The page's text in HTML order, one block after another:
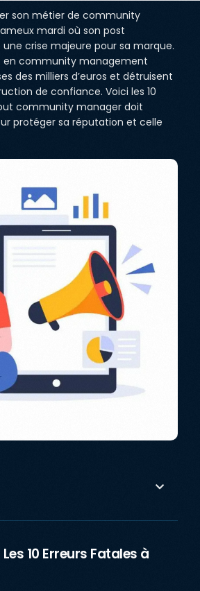
son métier de community
mardi où son post
crise majeure pour sa marque.
en community management
des milliers d’euros et détruisent
de confiance. Voici les 10
community manager doit
protéger sa réputation et celle
10 Erreurs Fatales à